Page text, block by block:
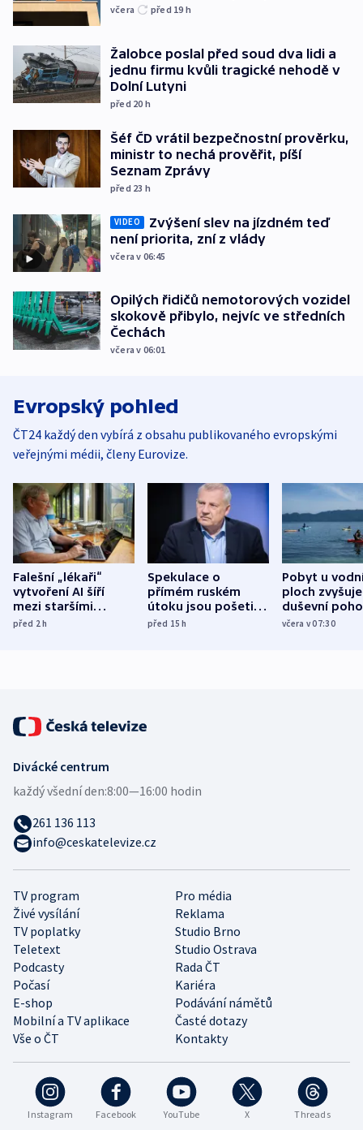
včera před 19 h
Žalobce poslal před soud dva lidi a
jednu firmu kvůli tragické nehodě v
Dolní Lutyni
před 20 h
Šéf ČD vrátil bezpečnostní prověrku,
ministr to nechá prověřit, píší
Seznam Zprávy
před 23 h
VIDEO
Zvýšení slev na jízdném teď
není priorita, zní z vlády
včera v 06:45
Opilých řidičů nemotorových vozidel
skokově přibylo, nejvíc ve středních
Čechách
včera v 06:01
Evropský pohled
ČT24 každý den vybírá z obsahu publikovaného evropskými
veřejnými médii, členy Eurovize.
Falešní „lékaři“
vytvoření AI šíří
mezi staršími
Poláky nebezpečné
před 2h
Spekulace o
přímém ruském
útoku jsou pošetilé,
míní estonský
před 15h
Pobyt u
ploch zvyšuje
duševní
ukázala
včera v 07:30
Instagram Facebook YouTube X Threads
TV program
Pro média
Živé vysílání
Reklama
TV poplatky
Studio Brno
Teletext
Studio Ostrava
Podcasty
Rada ČT
Počasí
Kariéra
E-shop
Podávání námětů
Mobilní a TV aplikace
Časté dotazy
Vše o ČT
Kontakty
Divácké centrum
každý všední den:8:00—16:00 hodin
261 136 113
info@ceskatelevize.cz